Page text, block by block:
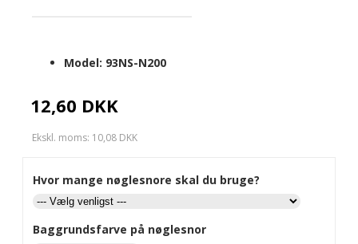
12,60 DKK
Ekskl. moms: 10,08 DKK
Model: 93NS-N200
Hvor mange nøglesnore skal du bruge?
Baggrundsfarve på nøglesnor